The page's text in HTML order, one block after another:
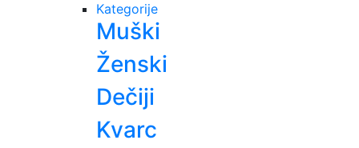
Kategorije
Muški
Ženski
Dečiji
Kvarc